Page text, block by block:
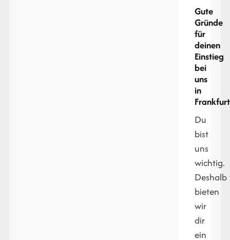
Gute
Gründe
für
deinen
Einstieg
bei
uns
in
Frankfurt
Du
bist
uns
wichtig.
Deshalb
bieten
wir
dir
ein